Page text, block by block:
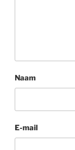
Naam
E-mail